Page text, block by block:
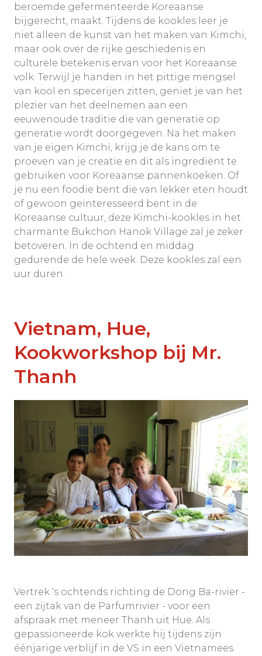
beroemde gefermenteerde Koreaanse
bijgerecht, maakt. Tijdens de kookles leer je
niet alleen de kunst van het maken van Kimchi,
maar ook over de rijke geschiedenis en
culturele betekenis ervan voor het Koreaanse
volk. Terwijl je handen in het pittige mengsel
van kool en specerijen zitten, geniet je van het
plezier van het deelnemen aan een
eeuwenoude traditie die van generatie op
generatie wordt doorgegeven. Na het maken
van je eigen Kimchi, krijg je de kans om te
proeven van je creatie en dit als ingrediënt te
gebruiken voor Koreaanse pannenkoeken. Of
je nu een foodie bent die van lekker eten houdt
of gewoon geïnteresseerd bent in de
Koreaanse cultuur, deze Kimchi-kookles in het
charmante Bukchon Hanok Village zal je zeker
betoveren. In de ochtend en middag
gedurende de hele week. Deze kookles zal een
uur duren.
Vietnam, Hue,
Kookworkshop bij Mr.
Thanh
Vertrek ‘s ochtends richting de Dong Ba-rivier -
een zijtak van de Parfumrivier - voor een
afspraak met meneer Thanh uit Hue. Als
gepassioneerde kok werkte hij tijdens zijn
éénjarige verblijf in de VS in een Vietnamees